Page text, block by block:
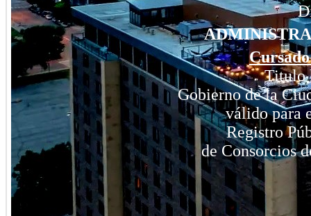
Titulo
Gobierno de la
válido para
Registro
de Consorcios